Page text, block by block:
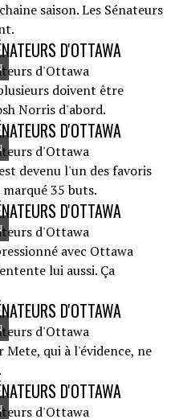
saison. Les Sénateurs
D'OTTAWA
doivent être
Norris d'abord.
D'OTTAWA
devenu l'un des favoris
35 buts.
D'OTTAWA
avec Ottawa
lui aussi. Ça
D'OTTAWA
Mete, qui à l'évidence, ne
D'OTTAWA